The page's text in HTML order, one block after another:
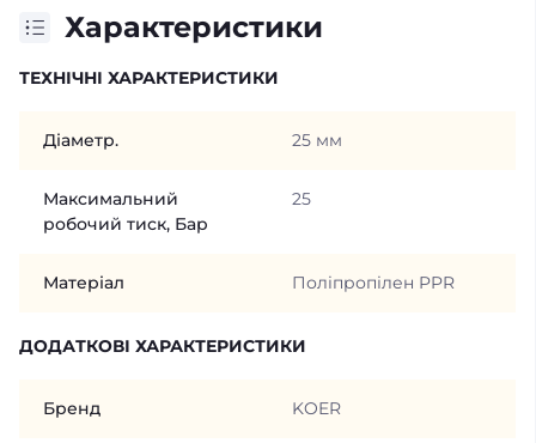
Характеристики
ТЕХНІЧНІ ХАРАКТЕРИСТИКИ
Діаметр. 25 мм
Максимальний
робочий тиск, Бар
25
Матеріал Поліпропілен PPR
ДОДАТКОВІ ХАРАКТЕРИСТИКИ
Бренд KOER